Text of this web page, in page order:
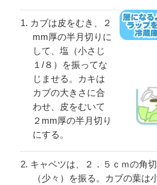
カブは皮をむき、２
mm厚の半月切りに
して、塩（小さじ
１/８）を振ってな
じませる。カキは
カブの大きさに合
わせ、皮をむいて
２mm厚の半月切り
にする。
キャベツは、２．５ｃｍの角
（少々）を振る。カブの葉は